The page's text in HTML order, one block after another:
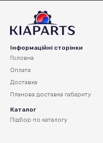
Інформаційні сторінки
Головна
Оплата
Доставка
Планова доставка габариту
Каталог
Підбор по каталогу